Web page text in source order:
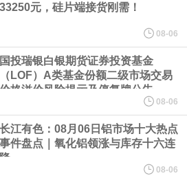
重阻碍
，德国DAX指数跌0.29%，英国富时100指数涨
指数涨0.03%，欧洲斯托克50指数跌0.15%，
数跌0.18%。
3.00%，现报16574.100美元/吨。
33250元，硅片端接货刚需！
08-06
国投瑞银白银期货证券投资基金
（LOF）A类基金份额二级市场交易
价格溢价风险提示及停复牌公告
08-06
长江有色：08月06日铝市场十大热点
事件盘点｜氧化铝领涨与库存十六连
降
08-06